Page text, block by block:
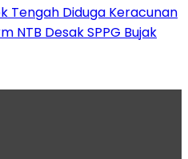
Tengah Diduga Keracunan
NTB Desak SPPG Bujak